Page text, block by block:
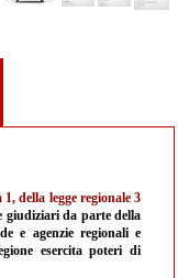
della legge regionale 3
giudiziari da parte della
e agenzie regionali e
esercita poteri di